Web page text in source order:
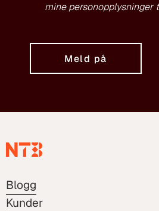
mine personopplysninger
Meld på
Blogg
Kunder